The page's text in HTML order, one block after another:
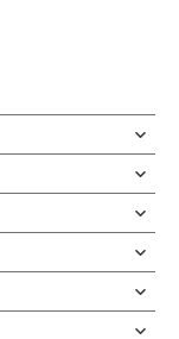
นิ้ว ผลิตจากสแตน
น สามารถใส่กับข้อ
งๆ เช่นเครื่อง
รใช้งานปกติ เช่นไม่
ดๆแล้วเช็ดให้แห้ง